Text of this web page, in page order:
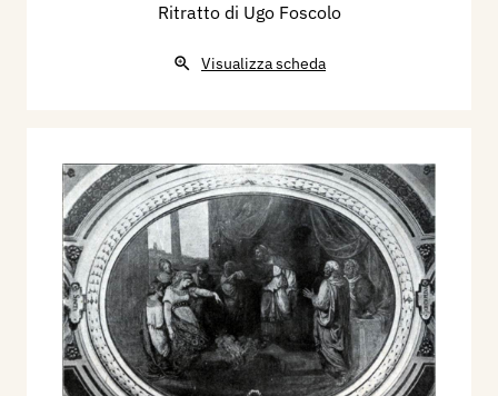
Ritratto di Ugo Foscolo
Visualizza scheda